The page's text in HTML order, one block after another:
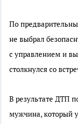
По
не выбрал
с управлением и
столкнулся со
В результате ДТП
мужчина, который